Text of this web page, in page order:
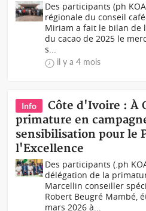
Des participants (ph
régionale du conseil
Miriam a fait le bilan de
du cacao de 2025 le
s...
il y a 4 mois
Info
Côte d'Ivoire : À
primature en
sensibilisation pour le
l'Excellence
Des participants (.ph
délégation de la
Marcellin conseiller
Robert Beugré Mambé,
mars 2026 à...